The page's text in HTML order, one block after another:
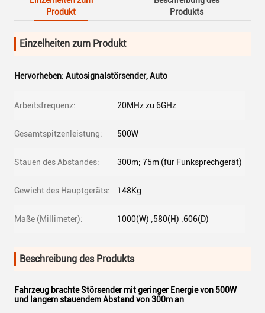
Produkt
Produkts
Einzelheiten zum Produkt
Hervorheben: Autosignalstörsender,Auto
Arbeitsfrequenz: 20MHz zu 6GHz
Gesamtspitzenleistung: 500W
Stauen des Abstandes: 300m; 75m (für Funksprechgerät)
Gewicht des Hauptgeräts: 148Kg
Maße (Millimeter): 1000(W) ‚580(H) ‚606(D)
Beschreibung des Produkts
Fahrzeug brachte Störsender mit geringer Energie von 500W
und langem stauendem Abstand von 300m an